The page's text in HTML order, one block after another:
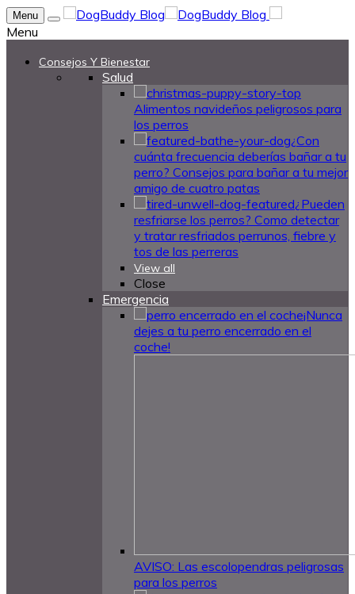
Menu
Menu
Consejos Y Bienestar
Salud
Alimentos navideños peligrosos para
los perros
¿Con
cuánta frecuencia deberías bañar a tu
perro? Consejos para bañar a tu mejor
amigo de cuatro patas
¿Pueden
resfriarse los perros? Como detectar
y tratar resfriados perrunos, fiebre y
tos de las perreras
View all
Close
Emergencia
¡Nunca
dejes a tu perro encerrado en el
coche!
AVISO: Las escolopendras peligrosas
para los perros